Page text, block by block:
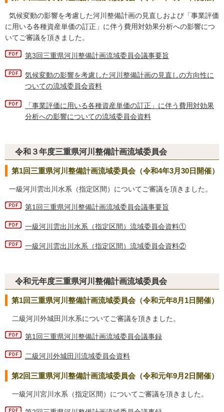
気候変動の影響を考慮した河川整備計画の見直しおよび「事業評価
に用いる各種資産単価の訂正」に伴う費用対効果分析への影響につ
いてご審議を頂きました。
第3回三重県河川整備計画流域委員会議事要旨
気候変動の影響を考慮した河川整備計画の見直しの方向性に
ついての流域委員会資料
「事業評価に用いる各種資産単価の訂正」に伴う費用対効果
分析への影響についての流域委員会資料
令和３年度三重県河川整備計画流域委員会
第1回三重県河川整備計画流域委員会（令和4年3月30日開催）
一級河川雲出川水系（指定区間）についてご審議を頂きました。
第1回三重県河川整備計画流域委員会議事要旨
一級河川雲出川水系（指定区間）流域委員会資料①
一級河川雲出川水系（指定区間）流域委員会資料②
令和元年度三重県河川整備計画流域委員会
第1回三重県河川整備計画流域委員会（令和元年8月1日開催）
二級河川外城田川水系についてご審議を頂きました。
第1回三重県河川整備計画流域委員会議事録
二級河川外城田川流域委員会資料
第2回三重県河川整備計画流域委員会（令和元年9月2日開催）
一級河川宮川水系（指定区間）についてご審議を頂きました。